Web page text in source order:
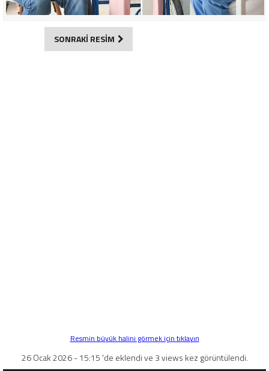
SONRAKİ RESİM
Resmin büyük halini görmek için tıklayın
26 Ocak 2026 - 15:15 'de eklendi ve 3 views kez görüntülendi.